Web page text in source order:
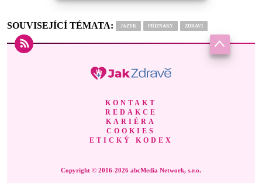
SOUVISEJÍCÍ TÉMATA: JAZYK PŘÍZNAKY ZDRAVÍ
KONTAKT
REDAKCE
KARIÉRA
COOKIES
ETICKÝ KODEX
Copyright © 2016-2026 abcMedia Network, s.r.o.